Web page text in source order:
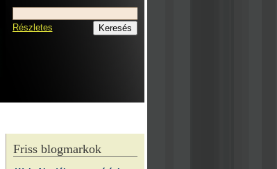
Részletes
Friss blogmarkok